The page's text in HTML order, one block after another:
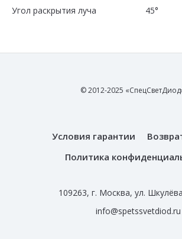
Угол раскрытия луча 45°
© 2012-2025
Условия гарантии
Политика
109263, г. Москва, ул.
info@spetssvetdiod.ru